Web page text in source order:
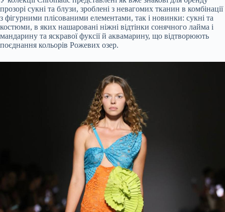
прозорі сукні та блузи, зроблені з невагомих тканин в комбінації
з фігурними плісованими елементами, так і новинки: сукні та
костюми, в яких нашаровані ніжні відтінки сонячного лайма і
мандарину та яскравої фуксії й аквамарину, що відтворюють
поєднання кольорів Рожевих озер.